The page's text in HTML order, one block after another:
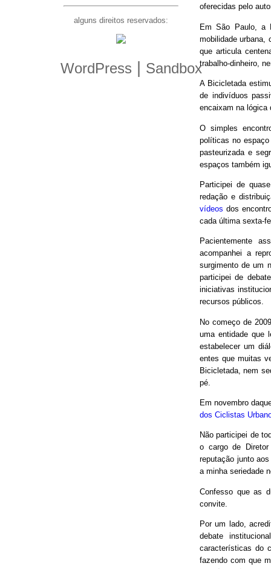
oferecidas pelo
Em São Paulo, a
mobilidade urbana,
que articula
trabalho-dinheiro,
A Bicicletada
de indivíduos
encaixam na lógica
O simples
políticas no
pasteurizada e
espaços também
Participei de
redação e
vídeos dos
cada última sexta-
Pacientemente
acompanhei a
surgimento de um
participei de
iniciativas
recursos públicos.
No começo de
uma entidade que
estabelecer um
entes que muitas
Bicicletada, nem
pé.
Em novembro
dos Ciclistas
Não participei de
o cargo de
reputação junto
a minha seriedade
Confesso que as
convite.
Por um lado,
debate
características do
fazendo com que
alguns direitos reservados:
WordPress Sandbox